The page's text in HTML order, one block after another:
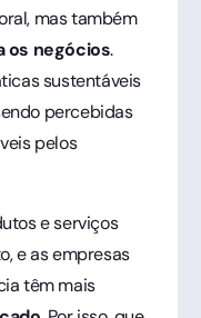
mas também
os negócios.
sustentáveis
percebidas
pelos
e serviços
e as empresas
têm mais